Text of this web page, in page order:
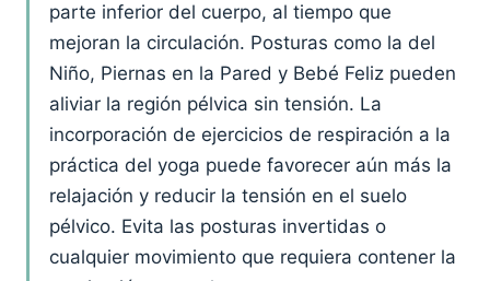
parte inferior del cuerpo, al tiempo que
mejoran la circulación. Posturas como la del
Niño, Piernas en la Pared y Bebé Feliz pueden
aliviar la región pélvica sin tensión. La
incorporación de ejercicios de respiración a la
práctica del yoga puede favorecer aún más la
relajación y reducir la tensión en el suelo
pélvico. Evita las posturas invertidas o
cualquier movimiento que requiera contener la